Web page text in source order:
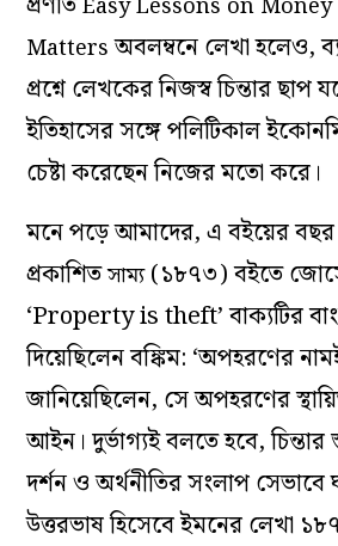
Mattersঅবলম্বনে লেখা হলেও,
প্রশ্নে লেখকের নিজস্ব চিন্তার ছাপ
ইতিহাসের সঙ্গে পলিটিকাল
চেষ্টা করেছেন নিজের মতো করে।
মনে পড়ে আমাদের, এ বইয়ের
প্রকাশিতসাম্য(১৮৭৩) বইতে
‘Property is theft’ বাক্যটির
দিয়েছিলেন বঙ্কিম: ‘অপহরণের
জানিয়েছিলেন, সে অপহরণের
আইন। দুর্ভাগ্যই বলতে হবে, চিন্তার
দর্শন ও অর্থনীতির সংলাপ সেভাবে
উত্তরভাষ হিসেবে ইমনের লেখা